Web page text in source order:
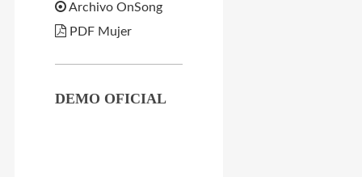
Archivo OnSong
PDF Mujer
DEMO OFICIAL